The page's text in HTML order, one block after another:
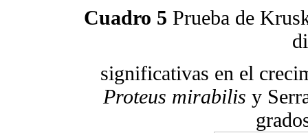
Cuadro 5 Prueba de
significativas en el
Proteus mirabilis y